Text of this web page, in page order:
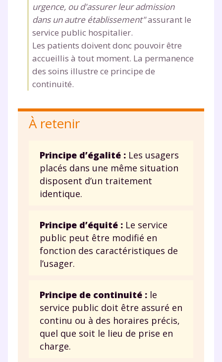
urgence, ou d'assurer leur admission
dans un autre établissement"assurant le
service public hospitalier.
Les patients doivent donc pouvoir être
accueillis à tout moment. La permanence
des soins illustre ce principe de
continuité.
À retenir
Principe d’égalité : Les usagers
placés dans une même situation
disposent d’un traitement
identique.
Principe d’équité : Le service
public peut être modifié en
fonction des caractéristiques de
l’usager.
Principe de continuité : le
service public doit être assuré en
continu ou à des horaires précis,
quel que soit le lieu de prise en
charge.
Envie de progresser
année scolaire ?
Testez gratuitement
pendant 24h notre
scolaire !
Fiches de cours et vidéos,exercices
corrigés
Tout le programme scolaire du CP à
la Terminale
Des profs expérimentés disponibles
à la demande par tchat, audio ou
vidéo